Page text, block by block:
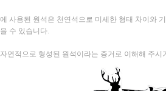
에 사용된 원석은 천연석으로 미세한 형태 차이와
을 수 있습니다.
자연적으로 형성된 원석이라는 증거로 이해해 주시